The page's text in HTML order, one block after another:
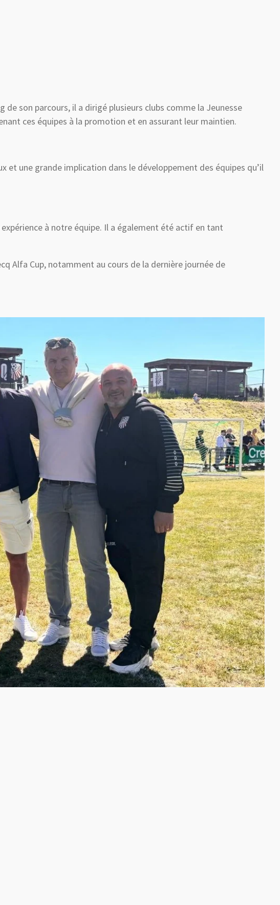
son parcours, il a dirigé plusieurs clubs comme la Jeunesse
ces équipes à la promotion et en assurant leur maintien.
et une grande implication dans le développement des équipes qu’il
à notre équipe. Il a également été actif en tant
Alfa Cup, notamment au cours de la dernière journée de